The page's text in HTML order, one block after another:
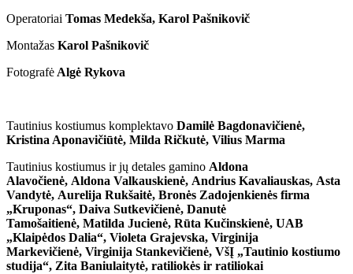
Operatoriai Tomas Medekša, Karol Pašnikovič
Montažas Karol Pašnikovič
Fotografė Algė Rykova
Tautinius kostiumus komplektavo Damilė Bagdonavičienė,
Kristina Aponavičiūtė, Milda Ričkutė, Vilius Marma
Tautinius kostiumus ir jų detales gamino Aldona
Alavočienė, Aldona Valkauskienė, Andrius Kavaliauskas, Asta
Vandytė, Aurelija Rukšaitė, Bronės Zadojenkienės firma
„Kruponas“, Daiva Sutkevičienė, Danutė
Tamošaitienė, Matilda Jucienė, Rūta Kučinskienė, UAB
„Klaipėdos Dalia“, Violeta Grajevska, Virginija
Markevičienė, Virginija Stankevičienė, VšĮ „Tautinio kostiumo
studija“, Zita Baniulaitytė, ratiliokės ir ratiliokai